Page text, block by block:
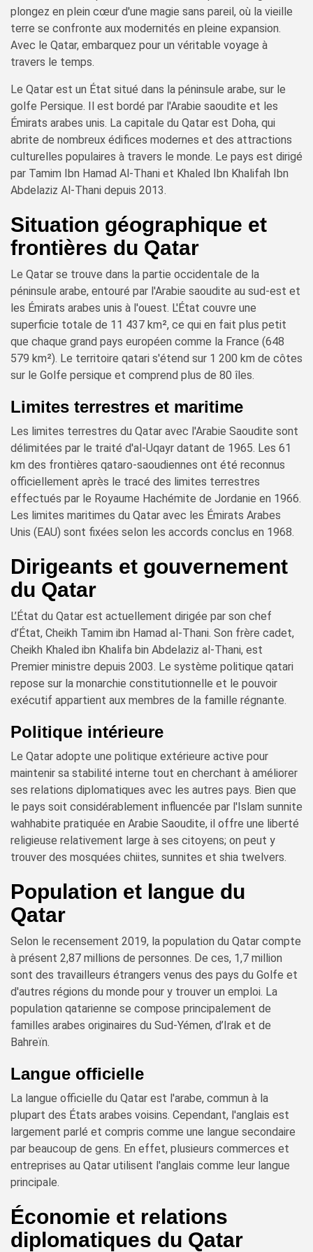
plongez en plein cœur d'une magie sans pareil, où la vieille
terre se confronte aux modernités en pleine expansion.
Avec le Qatar, embarquez pour un véritable voyage à
travers le temps.
Le Qatar est un État situé dans la péninsule arabe, sur le
golfe Persique. Il est bordé par l'Arabie saoudite et les
Émirats arabes unis. La capitale du Qatar est Doha, qui
abrite de nombreux édifices modernes et des attractions
culturelles populaires à travers le monde. Le pays est dirigé
par Tamim Ibn Hamad Al-Thani et Khaled Ibn Khalifah Ibn
Abdelaziz Al-Thani depuis 2013.
Situation géographique et
frontières du Qatar
Le Qatar se trouve dans la partie occidentale de la
péninsule arabe, entouré par l'Arabie saoudite au sud-est et
les Émirats arabes unis à l'ouest. L'État couvre une
superficie totale de 11 437 km², ce qui en fait plus petit
que chaque grand pays européen comme la France (648
579 km²). Le territoire qatari s'étend sur 1 200 km de côtes
sur le Golfe persique et comprend plus de 80 îles.
Limites terrestres et maritime
Les limites terrestres du Qatar avec l'Arabie Saoudite sont
délimitées par le traité d'al-Uqayr datant de 1965. Les 61
km des frontières qataro-saoudiennes ont été reconnus
officiellement après le tracé des limites terrestres
effectués par le Royaume Hachémite de Jordanie en 1966.
Les limites maritimes du Qatar avec les Émirats Arabes
Unis (EAU) sont fixées selon les accords conclus en 1968.
Dirigeants et gouvernement
du Qatar
L’État du Qatar est actuellement dirigée par son chef
d’État, Cheikh Tamim ibn Hamad al-Thani. Son frère cadet,
Cheikh Khaled ibn Khalifa bin Abdelaziz al-Thani, est
Premier ministre depuis 2003. Le système politique qatari
repose sur la monarchie constitutionnelle et le pouvoir
exécutif appartient aux membres de la famille régnante.
Politique intérieure
Le Qatar adopte une politique extérieure active pour
maintenir sa stabilité interne tout en cherchant à améliorer
ses relations diplomatiques avec les autres pays. Bien que
le pays soit considérablement influencée par l'Islam sunnite
wahhabite pratiquée en Arabie Saoudite, il offre une liberté
religieuse relativement large à ses citoyens; on peut y
trouver des mosquées chiites, sunnites et shia twelvers.
Population et langue du
Qatar
Selon le recensement 2019, la population du Qatar compte
à présent 2,87 millions de personnes. De ces, 1,7 million
sont des travailleurs étrangers venus des pays du Golfe et
d'autres régions du monde pour y trouver un emploi. La
population qatarienne se compose principalement de
familles arabes originaires du Sud-Yémen, d’Irak et de
Bahreïn.
Langue officielle
La langue officielle du Qatar est l'arabe, commun à la
plupart des États arabes voisins. Cependant, l'anglais est
largement parlé et compris comme une langue secondaire
par beaucoup de gens. En effet, plusieurs commerces et
entreprises au Qatar utilisent l'anglais comme leur langue
principale.
Économie et relations
diplomatiques du Qatar